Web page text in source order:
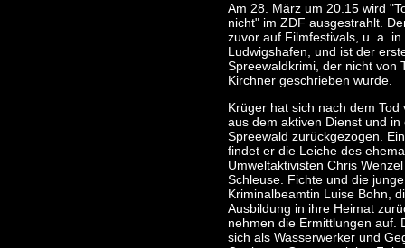
Am 28. März um 20.15 wird
nicht" im ZDF ausgestrahlt.
zuvor auf Filmfestivals, u. a. in
Ludwigshafen, und ist der
Spreewaldkrimi, der nicht von
Kirchner geschrieben wurde.
Krüger hat sich nach dem Tod
aus dem aktiven Dienst und in
Spreewald zurückgezogen.
findet er die Leiche des
Umweltaktivisten Chris
Schleuse. Fichte und die junge
Kriminalbeamtin Luise Bohn,
Ausbildung in ihre Heimat
nehmen die Ermittlungen auf.
sich als Wasserwerker und